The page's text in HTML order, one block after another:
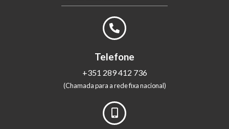
Telefone
+351 289 412 736
(Chamada para a rede fixa nacional)